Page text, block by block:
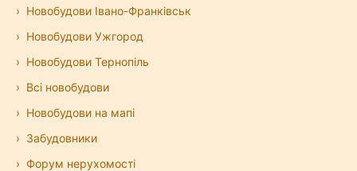
Новобудови Івано-Франківськ
Новобудови Ужгород
Новобудови Тернопіль
Всі новобудови
Новобудови на мапі
Забудовники
Форум нерухомості